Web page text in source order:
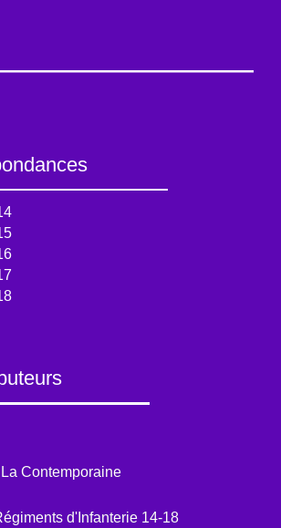
Contemporaine
d'Infanterie 14-18